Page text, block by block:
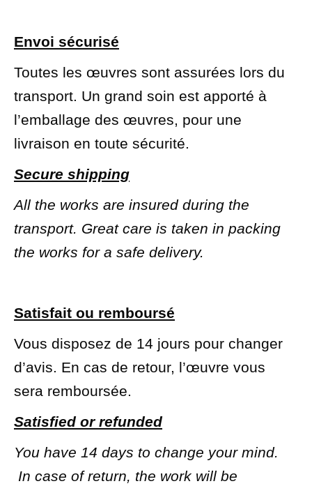
Envoi sécurisé
Toutes les œuvres sont assurées lors du
transport. Un grand soin est apporté à
l’emballage des œuvres, pour une
livraison en toute sécurité.
Secure shipping
All the works are insured during the
transport. Great care is taken in packing
the works for a safe delivery.
Satisfait ou remboursé
Vous disposez de 14 jours pour changer
d’avis. En cas de retour, l’œuvre vous
sera remboursée.
Satisfied or refunded
You have 14 days to change your mind.
In case of return, the work will be